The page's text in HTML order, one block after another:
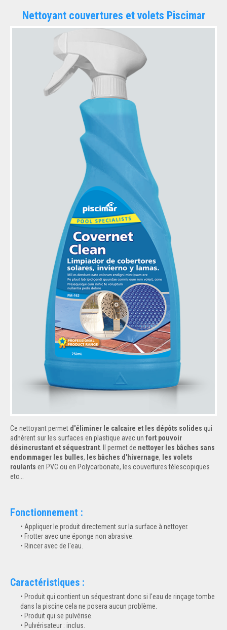
Nettoyant couvertures et volets Piscimar
Ce nettoyant permet d'éliminer le calcaire et les dépôts solides qui
adhèrent sur les surfaces en plastique avec un fort pouvoir
désincrustant et séquestrant . Il permet de nettoyer les bâches sans
endommager les bulles, les bâches d'hivernage, les volets
roulants en PVC ou en Polycarbonate, les couvertures télescopiques
etc...
Fonctionnement :
Appliquer le produit directement sur la surface à nettoyer.
Frotter avec une éponge non abrasive.
Rincer avec de l'eau.
Caractéristiques :
Produit qui contient un séquestrant donc si l'eau de rinçage tombe
dans la piscine cela ne posera aucun problème.
Produit qui se pulvérise.
Pulvérisateur : inclus.